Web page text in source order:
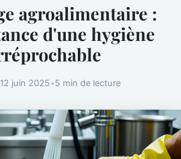
agroalimentaire :
d'une hygiène
12 juin 2025•5 min de lecture